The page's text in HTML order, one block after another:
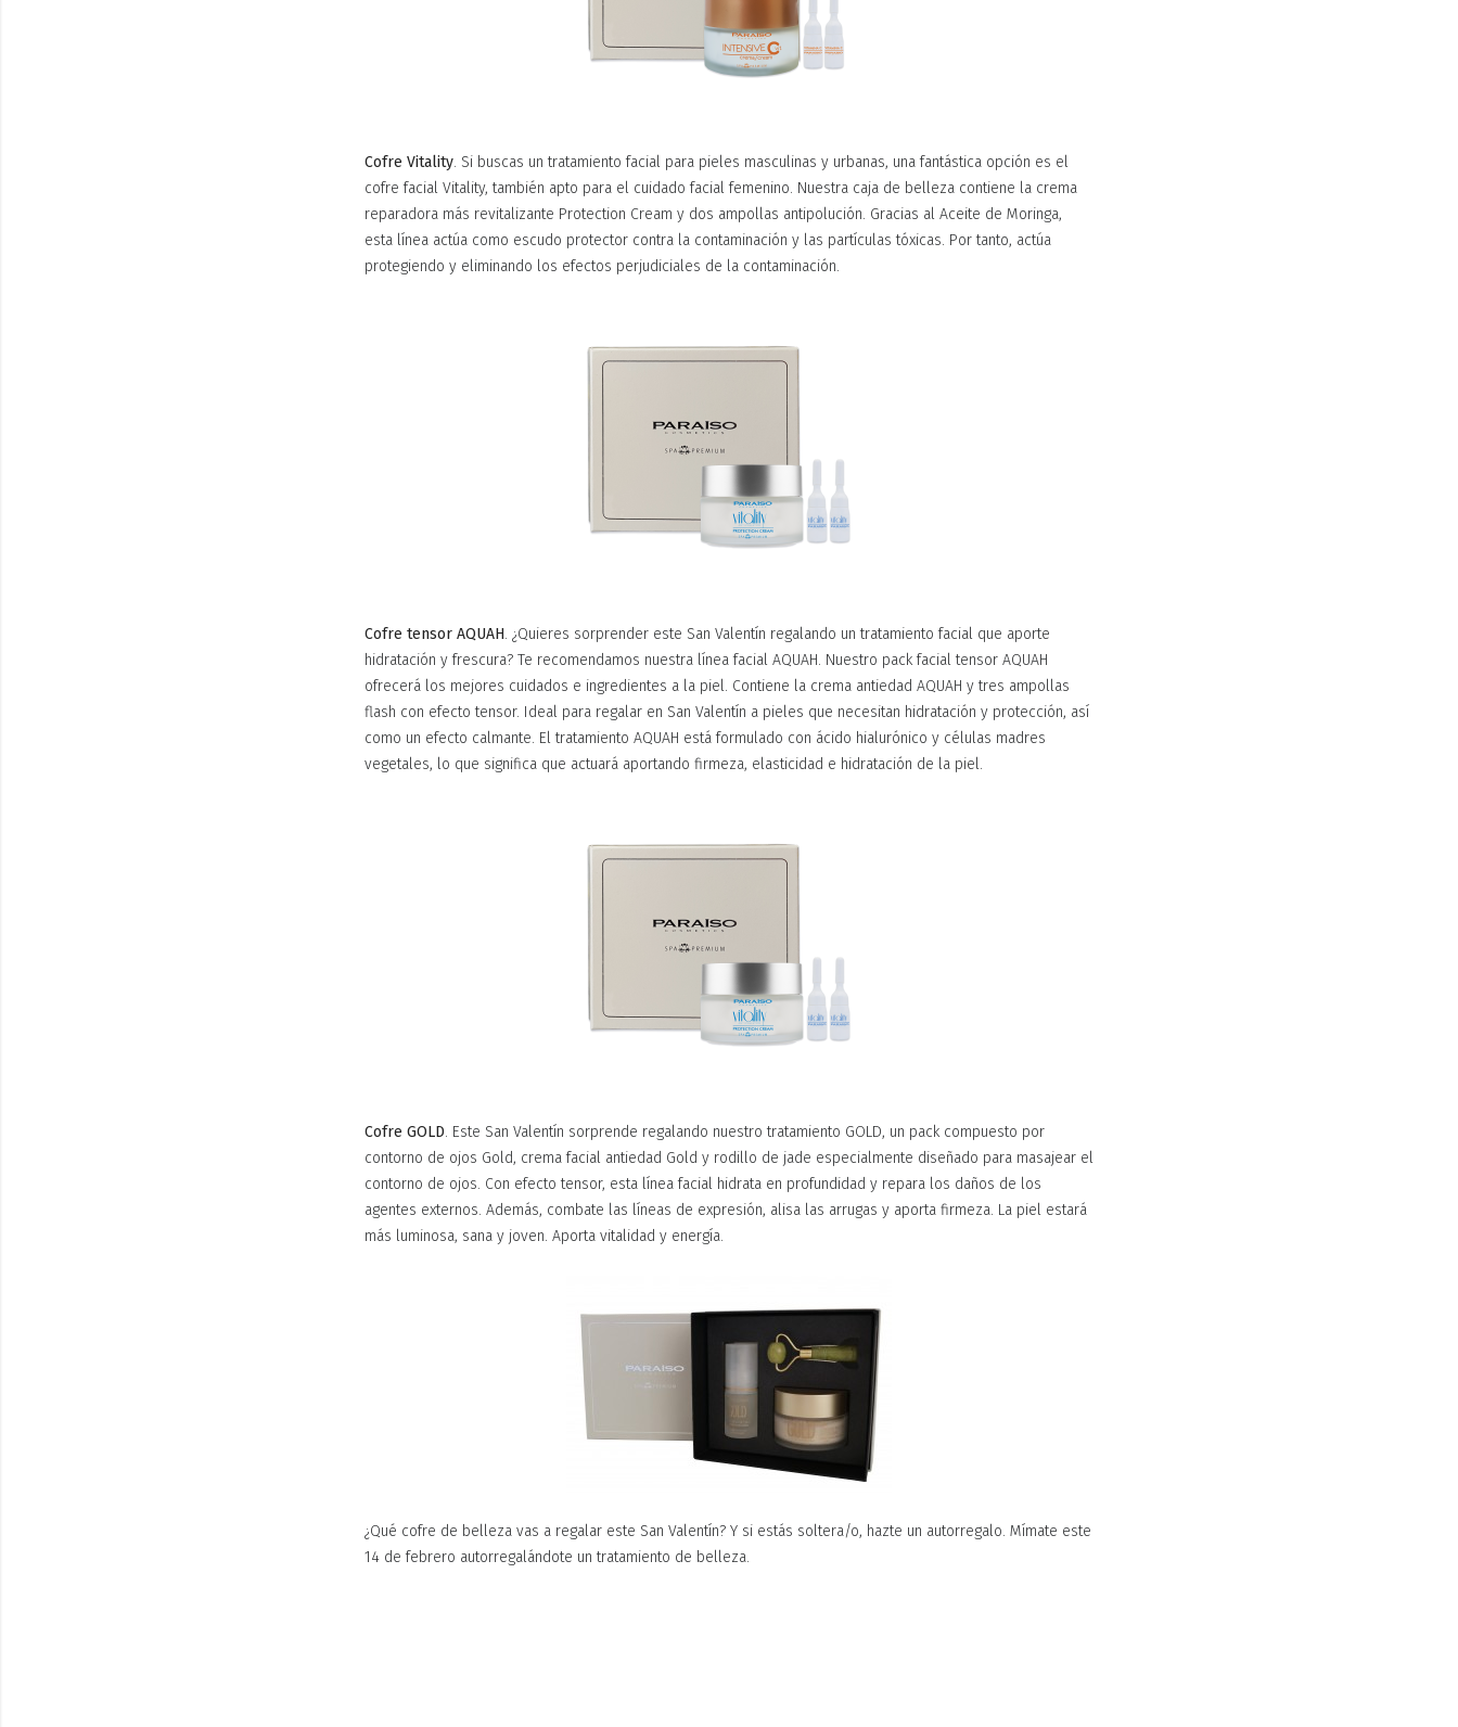
Cofre Vitality. Si buscas un tratamiento facial para pieles masculinas y urbanas, una fantástica opción es el
cofre facial Vitality, también apto para el cuidado facial femenino. Nuestra caja de belleza contiene la crema
reparadora más revitalizante Protection Cream y dos ampollas antipolución. Gracias al Aceite de Moringa,
esta línea actúa como escudo protector contra la contaminación y las partículas tóxicas. Por tanto, actúa
protegiendo y eliminando los efectos perjudiciales de la contaminación.
Cofre tensor AQUAH. ¿Quieres sorprender este San Valentín regalando un tratamiento facial que aporte
hidratación y frescura? Te recomendamos nuestra línea facial AQUAH. Nuestro pack facial tensor AQUAH
ofrecerá los mejores cuidados e ingredientes a la piel. Contiene la crema antiedad AQUAH y tres ampollas
flash con efecto tensor. Ideal para regalar en San Valentín a pieles que necesitan hidratación y protección, así
como un efecto calmante. El tratamiento AQUAH está formulado con ácido hialurónico y células madres
vegetales, lo que significa que actuará aportando firmeza, elasticidad e hidratación de la piel.
Cofre GOLD. Este San Valentín sorprende regalando nuestro tratamiento GOLD, un pack compuesto por
contorno de ojos Gold, crema facial antiedad Gold y rodillo de jade especialmente diseñado para masajear el
contorno de ojos. Con efecto tensor, esta línea facial hidrata en profundidad y repara los daños de los
agentes externos. Además, combate las líneas de expresión, alisa las arrugas y aporta firmeza. La piel estará
más luminosa, sana y joven. Aporta vitalidad y energía.
¿Qué cofre de belleza vas a regalar este San Valentín? Y si estás soltera/o, hazte un autorregalo. Mímate este
14 de febrero autorregalándote un tratamiento de belleza.